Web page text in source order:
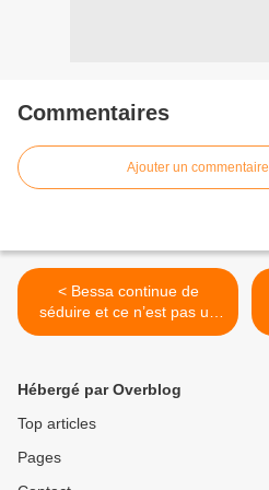
Commentaires
Ajouter un commentaire
< Bessa continue de
séduire et ce n’est pas un
hasard !
Hébergé par Overblog
Top articles
Pages